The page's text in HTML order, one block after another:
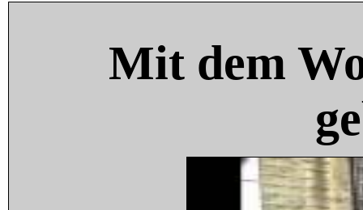
Mit dem